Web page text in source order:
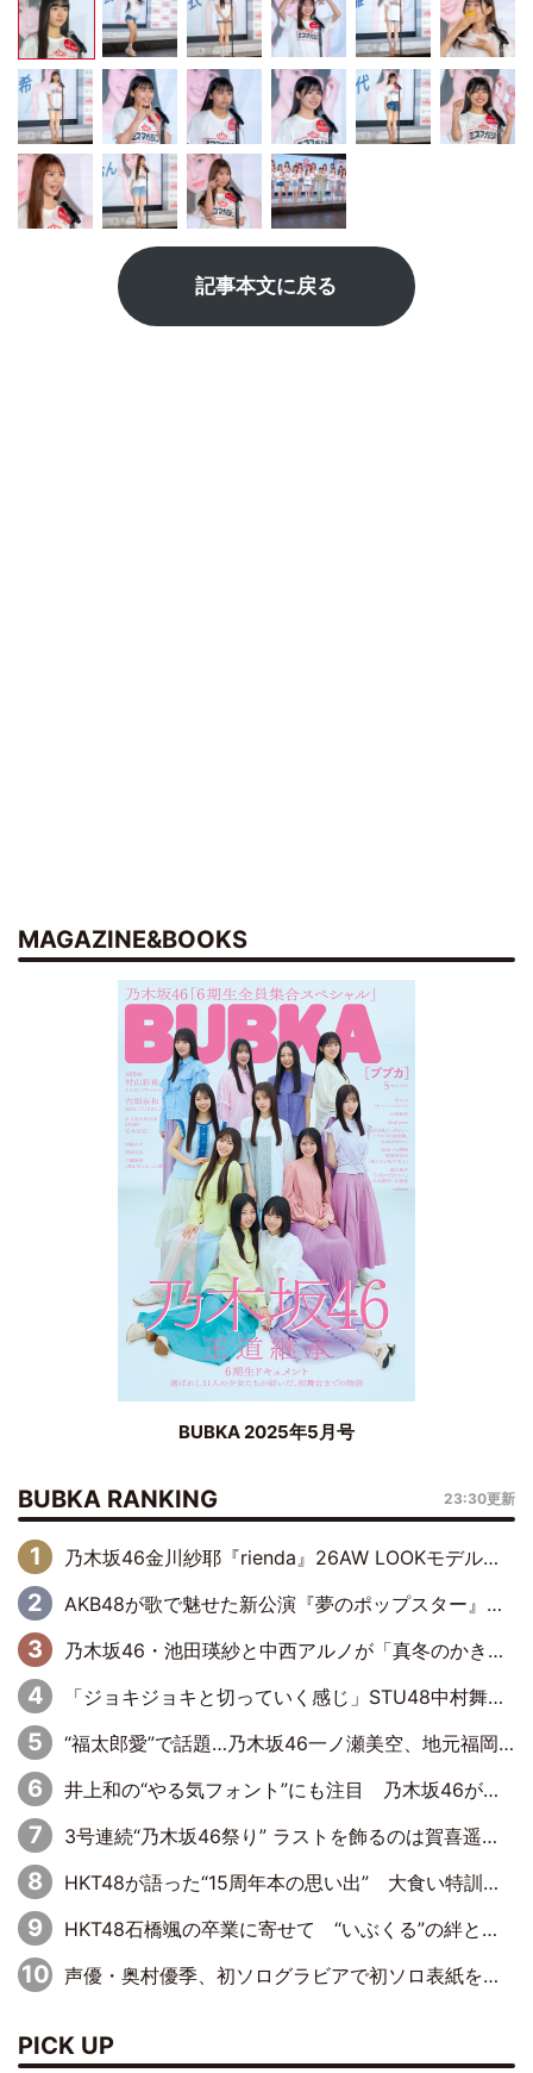
記事本文に戻る
MAGAZINE&BOOKS
BUBKA 2025年5月号
BUBKA RANKING 23:30更新
乃木坂46金川紗耶『rienda』26AW LOOKモデルに就任
AKB48が歌で魅せた新公演『夢のポップスター』 初日から全身全霊のステージ
乃木坂46・池田瑛紗と中西アルノが「真冬のかき氷」騒動で火花散らす！ 因縁の裏にあるのは、逆境をともに“凌”ぐ似た者同士の絆
「ジョキジョキと切っていく感じ」STU48中村舞、新しい挑戦は自らの手で
“福太郎愛”で話題…乃木坂46一ノ瀬美空、地元福岡『めんべい25周年トップサポーター』に就任
井上和の“やる気フォント”にも注目 乃木坂46が挑んだ書道パフォーマンスの舞台裏
3号連続“乃木坂46祭り” ラストを飾るのは賀喜遥香…5年ぶりの登場に「5年分大人になった私を見ていただけたら」
HKT48が語った“15周年本の思い出” 大食い特訓・守護霊企画・制服グラビア…盛りだくさんの裏話
HKT48石橋颯の卒業に寄せて “いぶくる”の絆と後輩・龍頭綺音の決意
声優・奥村優季、初ソログラビアで初ソロ表紙を飾る！ 初めて見せる表情や、声優を志したきっかけなどを語った必読のインタビューを掲載
PICK UP